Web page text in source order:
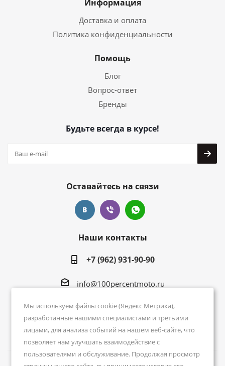
Информация
Доставка и оплата
Политика конфиденциальности
Помощь
Блог
Вопрос-ответ
Бренды
Будьте всегда в курсе!
Оставайтесь на связи
Наши контакты
+7 (962) 931-90-90
info@100percentmoto.ru
Москва, м. Авиамоторная, ул. 5-я Кабельная, 2
ТРК Спортех. 1 этаж
Мы используем файлы cookie (Яндекс Метрика),
разработанные нашими специалистами и третьими
лицами, для анализа событий на нашем веб-сайте, что
позволяет нам улучшать взаимодействие с
пользователями и обслуживание. Продолжая просмотр